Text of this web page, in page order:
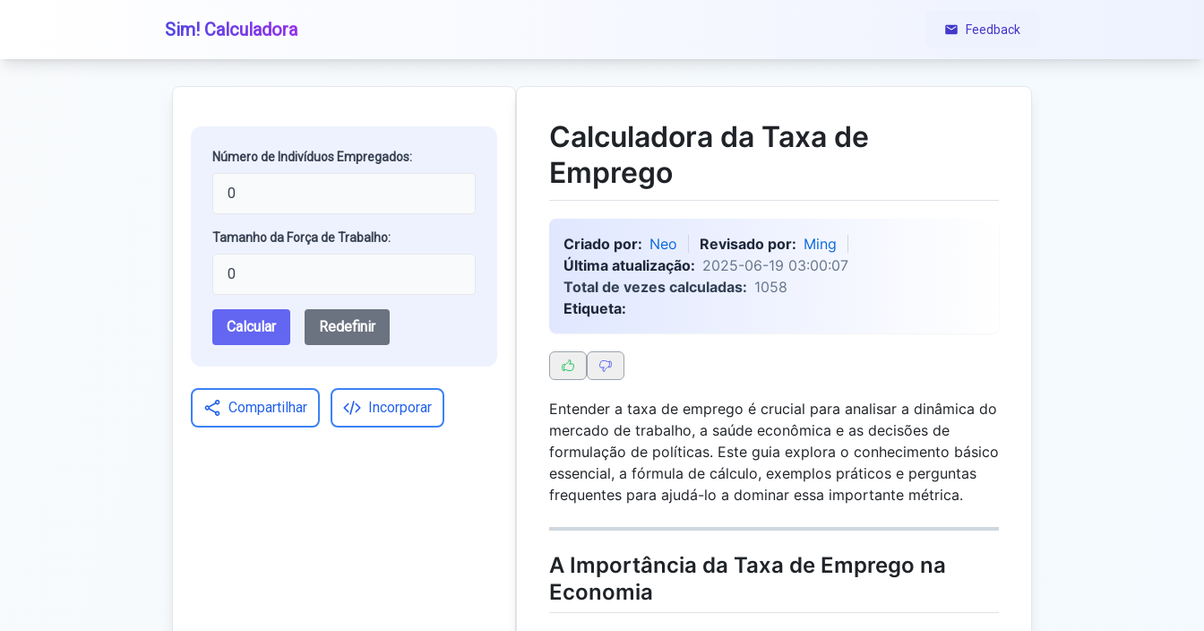
Sim! Calculadora Feedback
Número de Indivíduos Empregados:
Tamanho da Força de Trabalho:
Calcular Redefinir
Compartilhar Incorporar
Calculadora da Taxa de
Emprego
Criado por: Neo Revisado por: Ming
Última atualização: 2025-06-19 03:00:07
Total de vezes calculadas: 1058
Etiqueta:
Entender a taxa de emprego é crucial para analisar a dinâmica do
mercado de trabalho, a saúde econômica e as decisões de
formulação de políticas. Este guia explora o conhecimento básico
essencial, a fórmula de cálculo, exemplos práticos e perguntas
frequentes para ajudá-lo a dominar essa importante métrica.
A Importância da Taxa de Emprego na
Economia